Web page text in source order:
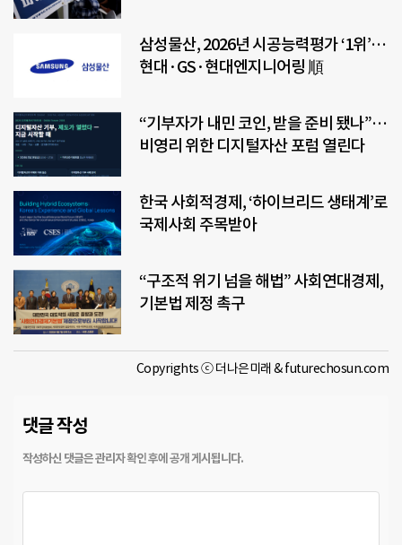
삼성물산, 2026년 시공능력평가 ‘1위’…
현대·GS·현대엔지니어링 順
“기부자가 내민 코인, 받을 준비 됐나”…
비영리 위한 디지털자산 포럼 열린다
한국 사회적경제, ‘하이브리드 생태계’로
국제사회 주목받아
“구조적 위기 넘을 해법” 사회연대경제,
기본법 제정 촉구
Copyrights ⓒ 더나은미래 & futurechosun.com
댓글 작성